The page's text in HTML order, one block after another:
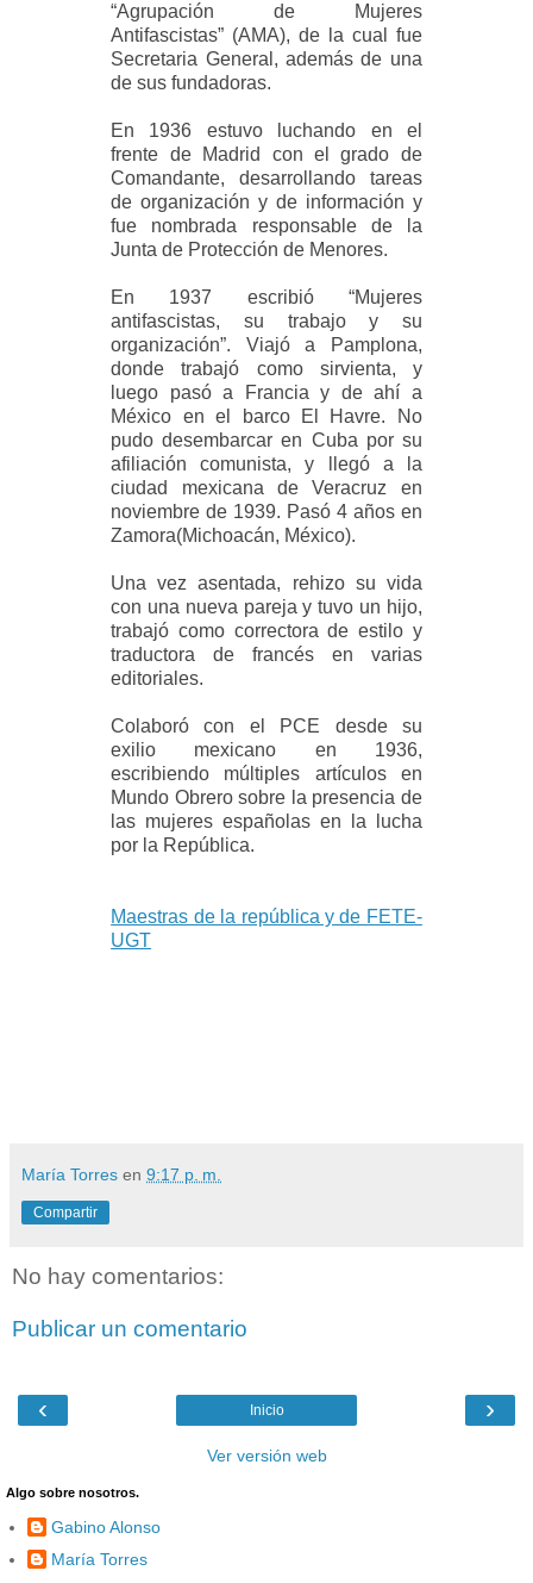
“Agrupación de Mujeres
Antifascistas” (AMA), de la cual fue
Secretaria General, además de una
de sus fundadoras.
En 1936 estuvo luchando en el
frente de Madrid con el grado de
Comandante, desarrollando tareas
de organización y de información y
fue nombrada responsable de la
Junta de Protección de Menores.
En 1937 escribió “Mujeres
antifascistas, su trabajo y su
organización”. Viajó a Pamplona,
donde trabajó como sirvienta, y
luego pasó a Francia y de ahí a
México en el barco El Havre. No
pudo desembarcar en Cuba por su
afiliación comunista, y llegó a la
ciudad mexicana de Veracruz en
noviembre de 1939. Pasó 4 años en
Zamora(Michoacán, México).
Una vez asentada, rehizo su vida
con una nueva pareja y tuvo un hijo,
trabajó como correctora de estilo y
traductora de francés en varias
editoriales.
Colaboró con el PCE desde su
exilio mexicano en 1936,
escribiendo múltiples artículos en
Mundo Obrero sobre la presencia de
las mujeres españolas en la lucha
por la República.
Maestras de la república y de FETE-
UGT
María Torres en 9:17 p. m.
Compartir
No hay comentarios:
Publicar un comentario
‹ ›
Inicio
Ver versión web
Algo sobre nosotros.
Gabino Alonso
María Torres